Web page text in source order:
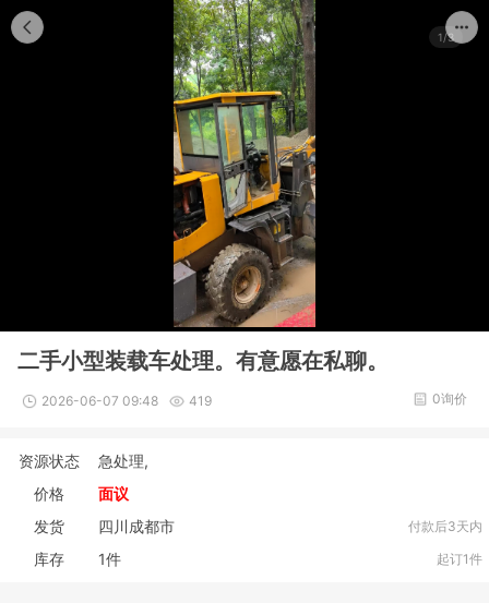
1/3
二手小型装载车处理。有意愿在私聊。
2026-06-07 09:48 419 0询价
资源状态
急处理,
价格
面议
发货 四川成都市 付款后3天内
库存 1件 起订1件